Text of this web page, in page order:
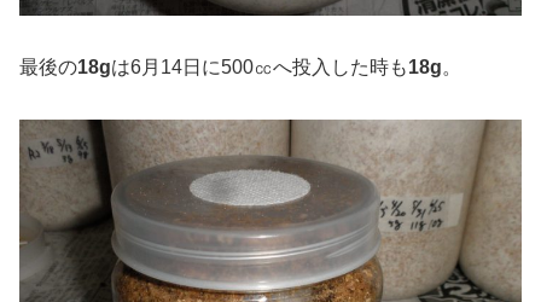
最後の18gは6月14日に500㏄へ投入した時も18g。